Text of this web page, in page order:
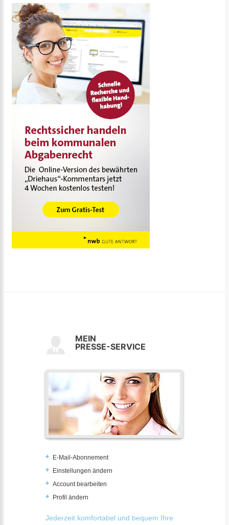
MEIN
PRESSE-SERVICE
E-Mail-Abonnement
Einstellungen ändern
Account bearbeiten
Profil ändern
Jederzeit komfortabel und bequem Ihre